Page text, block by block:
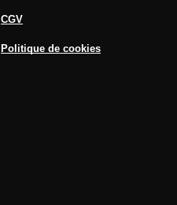
CGV
Politique de cookies